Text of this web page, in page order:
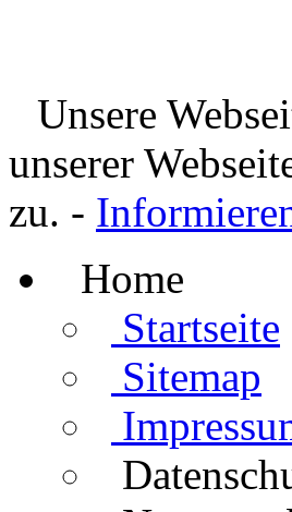
Unsere
unserer
zu. -
Home
Startseite
Sitemap